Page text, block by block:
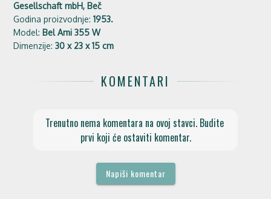
Gesellschaft mbH, Beč
Godina proizvodnje:1953.
Model: Bel Ami 355 W
Dimenzije:30 x 23 x 15 cm
KOMENTARI
Trenutno nema komentara na ovoj stavci. Budite
prvi koji će ostaviti komentar.
Napiši komentar